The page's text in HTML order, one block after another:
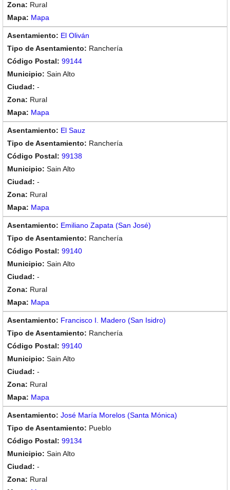
Rural
Mapa
El Oliván
Ranchería
99144
Sain Alto
-
Rural
Mapa
El Sauz
Ranchería
99138
Sain Alto
-
Rural
Mapa
Emiliano Zapata (San José)
Ranchería
99140
Sain Alto
-
Rural
Mapa
Francisco I. Madero (San Isidro)
Ranchería
99140
Sain Alto
-
Rural
Mapa
José María Morelos (Santa Mónica)
Pueblo
99134
Sain Alto
-
Rural